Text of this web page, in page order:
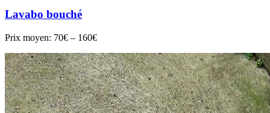
Lavabo bouché
Prix moyen: 70€ – 160€